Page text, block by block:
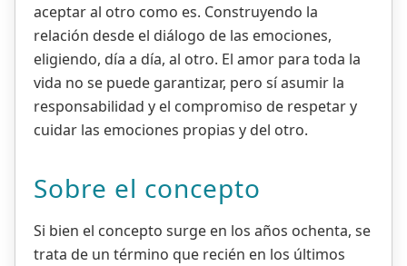
aceptar al otro como es. Construyendo la
relación desde el diálogo de las emociones,
eligiendo, día a día, al otro. El amor para toda la
vida no se puede garantizar, pero sí asumir la
responsabilidad y el compromiso de respetar y
cuidar las emociones propias y del otro.
Sobre el concepto
Si bien el concepto surge en los años ochenta, se
trata de un término que recién en los últimos